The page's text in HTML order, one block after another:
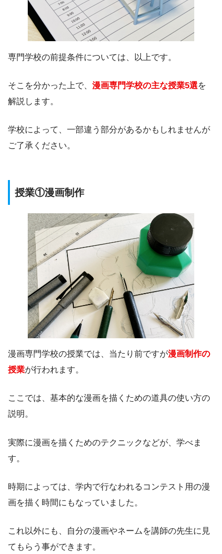
専門学校の前提条件については、以上です。
そこを分かった上で、 漫画専門学校の主な授業5選を
解説します。
学校によって、一部違う部分があるかもしれませんが
ご了承ください。
授業①漫画制作
漫画専門学校の授業では、当たり前ですが漫画制作の
授業が行われます。
ここでは、基本的な漫画を描くための道具の使い方の
説明。
実際に漫画を描くためのテクニックなどが、学べま
す。
時期によっては、学内で行なわれるコンテスト用の漫
画を描く時間にもなっていました。
これ以外にも、自分の漫画やネームを講師の先生に見
てもらう事ができます。